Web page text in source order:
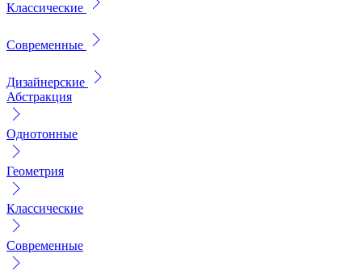
Классические
Современные
Дизайнерские
Абстракция
Однотонные
Геометрия
Классические
Современные